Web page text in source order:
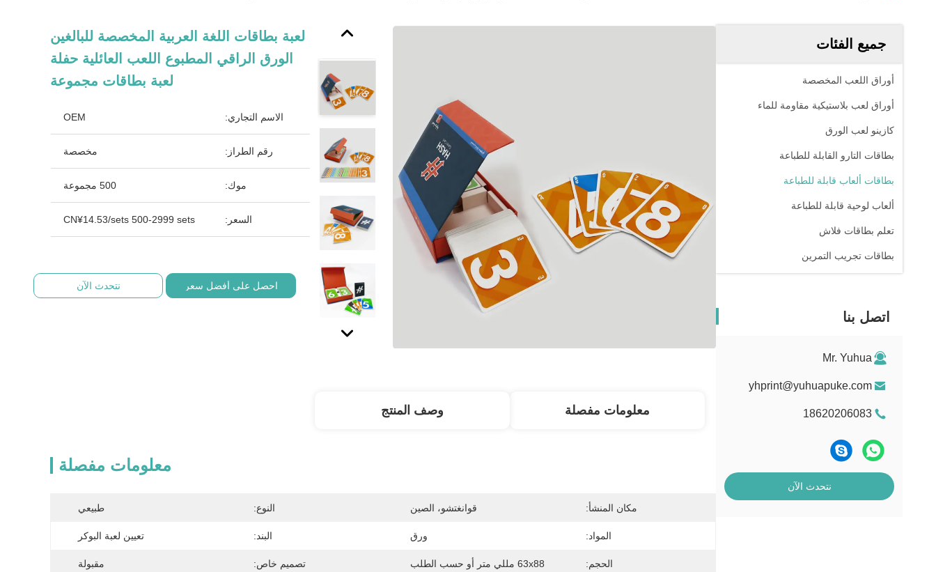
جميع الفئات
أوراق اللعب المخصصة
أوراق لعب بلاستيكية مقاومة للماء
كازينو لعب الورق
بطاقات التارو القابلة للطباعة
بطاقات ألعاب قابلة للطباعة
ألعاب لوحية قابلة للطباعة
تعلم بطاقات فلاش
بطاقات تجريب التمرين
اتصل بنا
Mr. Yuhua
yhprint@yuhuapuke.com
18620206083
نتحدث الآن
لعبة بطاقات اللغة العربية المخصصة للبالغين
الورق الراقي المطبوع اللعب العائلية حفلة
لعبة بطاقات مجموعة
الاسم التجاري: OEM
رقم الطراز: مخصصة
موك: 500 مجموعة
السعر: CN¥14.53/sets 500-2999 sets
احصل على أفضل سعر نتحدث الآن
معلومات مفصلة وصف المنتج
معلومات مفصلة
مكان المنشأ: قوانغتشو، الصين النوع: طبيعي
المواد: ورق البند: تعيين لعبة البوكر
الحجم: 63x88 مللي متر أو حسب الطلب تصميم خاص: مقبولة